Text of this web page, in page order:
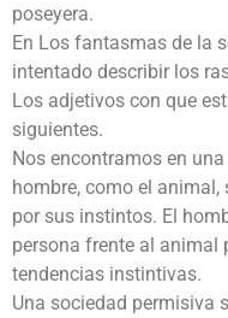
poseyera.
En Los fantasmas de la
intentado describir los
Los adjetivos con que
siguientes.
Nos encontramos en
hombre, como el
por sus instintos. El
persona frente al animal
tendencias instintivas.
Una sociedad permisiva